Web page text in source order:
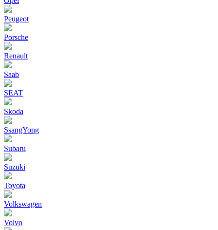
Peugeot
Porsche
Renault
Saab
SEAT
Skoda
SsangYong
Subaru
Suzuki
Toyota
Volkswagen
Volvo